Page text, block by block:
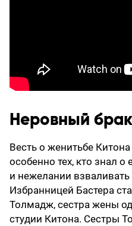
Неровный брак
Весть о женитьбе
особенно тех, кто знал
и нежелании взваливать
Избранницей Бастера
Толмадж, сестра жены
студии Китона. Сестры